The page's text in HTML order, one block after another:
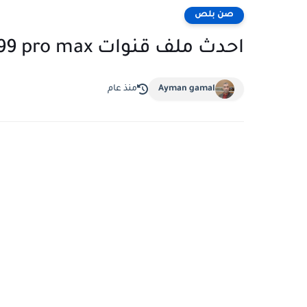
صن بلص
احدث ملف قنوات smart sat 999 pro max
Ayman gamal منذ عام